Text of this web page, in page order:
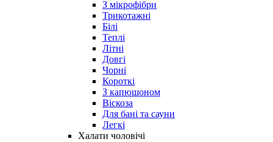
З мікрофібри
Трикотажні
Білі
Теплі
Літні
Довгі
Чорні
Короткі
З капюшоном
Віскоза
Для бані та сауни
Легкі
Халати чоловічі